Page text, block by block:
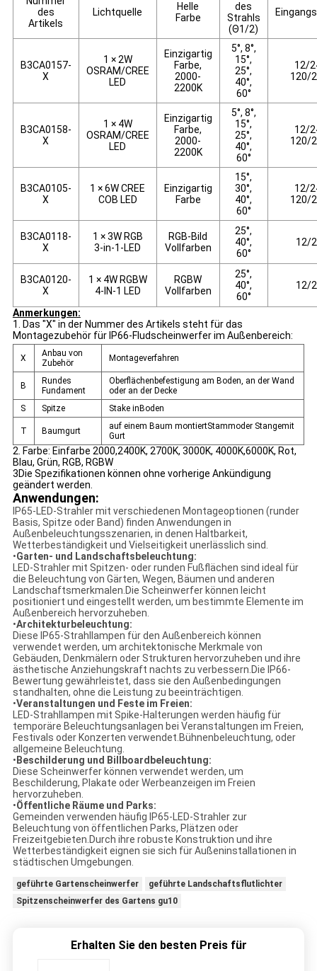
des
Artikels
Lichtquelle
Helle
Farbe
des
Strahls
(Θ1/2)
B3CA0157-
X
1 × 2W
OSRAM/CREE
LED
Einzigartig
Farbe,
2000-
2200K
5°, 8°,
15°,
25°,
40°,
60°
12/
120/
B3CA0158-
X
1 × 4W
OSRAM/CREE
LED
Einzigartig
Farbe,
2000-
2200K
5°, 8°,
15°,
25°,
40°,
60°
12/
120/
B3CA0105-
X
1 × 6W CREE
COB LED
Einzigartig
Farbe
15°,
30°,
40°,
60°
12/
120/
B3CA0118-
X
1 × 3W RGB
3-in-1-LED
RGB-Bild
Vollfarben
25°,
40°,
60°
12/
B3CA0120-
X
1 × 4W RGBW
4-IN-1 LED
RGBW
Vollfarben
25°,
40°,
60°
12/
Anmerkungen:
1. Das "X" in der Nummer des Artikels steht für das
Montagezubehör für IP66-Fludscheinwerfer im Außenbereich:
X
Anbau von
Zubehör
Montageverfahren
B
Rundes
Fundament
Oberflächenbefestigung am Boden, an der Wand
oder an der Decke
S
Spitze Stake in Boden
T Baumgurt auf einem Baum montiertStammoder Stangemit
Gurt
2. Farbe: Einfarbe 2000,2400K, 2700K, 3000K, 4000K,6000K, Rot,
Blau, Grün, RGB, RGBW
3Die Spezifikationen können ohne vorherige Ankündigung
geändert werden.
Anwendungen:
IP65-LED-Strahler mit verschiedenen Montageoptionen (runder
Basis, Spitze oder Band) finden Anwendungen in
Außenbeleuchtungsszenarien, in denen Haltbarkeit,
Wetterbeständigkeit und Vielseitigkeit unerlässlich sind.
•Garten- und Landschaftsbeleuchtung:
LED-Strahler mit Spitzen- oder runden Fußflächen sind ideal für
die Beleuchtung von Gärten, Wegen, Bäumen und anderen
Landschaftsmerkmalen.Die Scheinwerfer können leicht
positioniert und eingestellt werden, um bestimmte Elemente im
Außenbereich hervorzuheben.
•Architekturbeleuchtung:
Diese IP65-Strahllampen für den Außenbereich können
verwendet werden, um architektonische Merkmale von
Gebäuden, Denkmälern oder Strukturen hervorzuheben und ihre
ästhetische Anziehungskraft nachts zu verbessern.Die IP66-
Bewertung gewährleistet, dass sie den Außenbedingungen
standhalten, ohne die Leistung zu beeinträchtigen.
•Veranstaltungen und Feste im Freien:
LED-Strahllampen mit Spike-Halterungen werden häufig für
temporäre Beleuchtungsanlagen bei Veranstaltungen im Freien,
Festivals oder Konzerten verwendet.Bühnenbeleuchtung, oder
allgemeine Beleuchtung.
• Beschilderung und Billboardbeleuchtung:
Diese Scheinwerfer können verwendet werden, um
Beschilderung, Plakate oder Werbeanzeigen im Freien
hervorzuheben.
•Öffentliche Räume und Parks:
Gemeinden verwenden häufig IP65-LED-Strahler zur
Beleuchtung von öffentlichen Parks, Plätzen oder
Freizeitgebieten.Durch ihre robuste Konstruktion und ihre
Wetterbeständigkeit eignen sie sich für Außeninstallationen in
städtischen Umgebungen.
geführte Gartenscheinwerfer
geführte Landschaftsflutlichter
Spitzenscheinwerfer des Gartens gu10
Erhalten Sie den besten Preis für